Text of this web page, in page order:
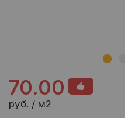
70.00
руб. / м2